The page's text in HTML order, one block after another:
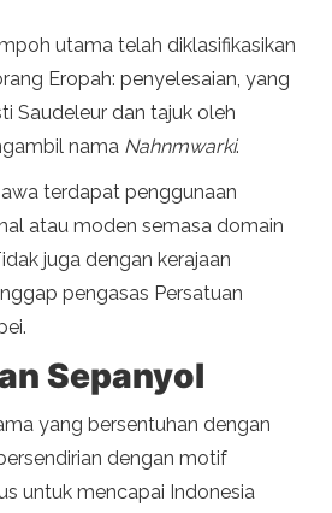
utama telah diklasifikasikan
Eropah: penyelesaian, yang
Saudeleur dan tajuk oleh
nama Nahnmwarki.
terdapat penggunaan
atau moden semasa domain
juga dengan kerajaan
pengasas Persatuan
Sepanyol
yang bersentuhan dengan
dengan motif
untuk mencapai Indonesia